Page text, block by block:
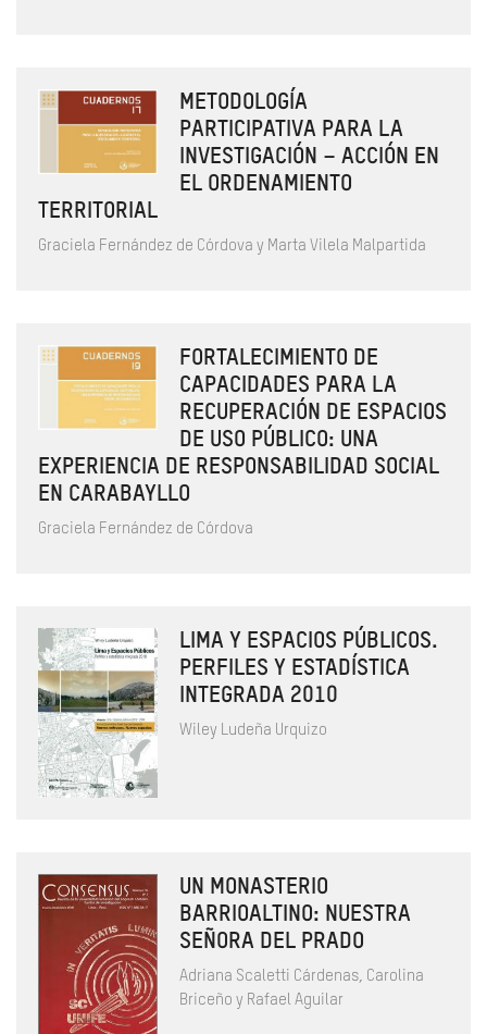
METODOLOGÍA
PARTICIPATIVA PARA LA
INVESTIGACIÓN – ACCIÓN EN
EL ORDENAMIENTO
TERRITORIAL
Graciela Fernández de Córdova y Marta Vilela Malpartida
FORTALECIMIENTO DE
CAPACIDADES PARA LA
RECUPERACIÓN DE ESPACIOS
DE USO PÚBLICO: UNA
EXPERIENCIA DE RESPONSABILIDAD SOCIAL
EN CARABAYLLO
Graciela Fernández de Córdova
LIMA Y ESPACIOS PÚBLICOS.
PERFILES Y ESTADÍSTICA
INTEGRADA 2010
Wiley Ludeña Urquizo
UN MONASTERIO
BARRIOALTINO: NUESTRA
SEÑORA DEL PRADO
Adriana Scaletti Cárdenas, Carolina
Briceño y Rafael Aguilar